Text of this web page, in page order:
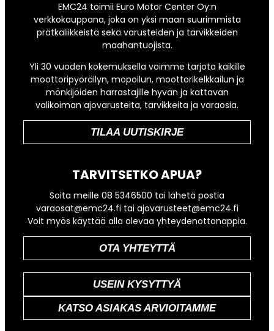
EMC24 toimii Euro Motor Center Oy:n
verkkokauppana, joka on yksi maan suurimmista
prätkäliikkeistä sekä varusteiden ja tarvikkeiden
maahantuojista.
Yli 30 vuoden kokemuksella voimme tarjota kaikille
moottoripyöräilyn, mopoilun, moottorikelkkailun ja
mönkijöiden harrastajille hyvän ja kattavan
valikoiman ajovarusteita, tarvikkeita ja varaosia.
TILAA UUTISKIRJE
TARVITSETKO APUA?
Soita meille 08 5346500 tai lähetä postia
varaosat@emc24.fi tai ajovarusteet@emc24.fi
Voit myös käyttää alla olevaa yhteydenottonappia.
OTA YHTEYTTÄ
USEIN KYSYTTYÄ
KATSO ASIAKAS ARVIOITAMME